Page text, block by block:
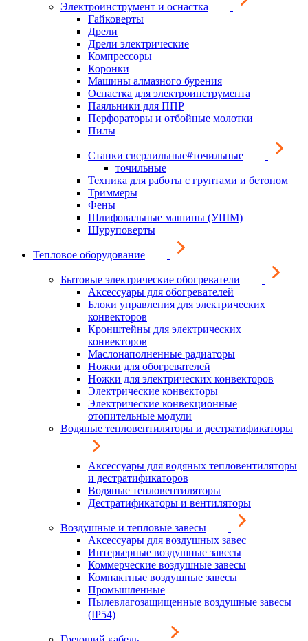
Электроинструмент и оснастка
Гайковерты
Дрели
Дрели электрические
Компрессоры
Коронки
Машины алмазного бурения
Оснастка для электроинструмента
Паяльники для ППР
Перфораторы и отбойные молотки
Пилы
Станки сверлильные#точильные
точильные
Техника для работы с грунтами и бетоном
Триммеры
Фены
Шлифовальные машины (УШМ)
Шуруповерты
Тепловое оборудование
Бытовые электрические обогреватели
Аксессуары для обогревателей
Блоки управления для электрических
конвекторов
Кронштейны для электрических
конвекторов
Маслонаполненные радиаторы
Ножки для обогревателей
Ножки для электрических конвекторов
Электрические конвекторы
Электрические конвекционные
отопительные модули
Водяные тепловентиляторы и дестратификаторы
Аксессуары для водяных тепловентиляторы
и дестратификаторов
Водяные тепловентиляторы
Дестратификаторы и вентиляторы
Воздушные и тепловые завесы
Аксессуары для воздушных завес
Интерьерные воздушные завесы
Коммерческие воздушные завесы
Компактные воздушные завесы
Промышленные
Пылевлагозащищенные воздушные завесы
(IP54)